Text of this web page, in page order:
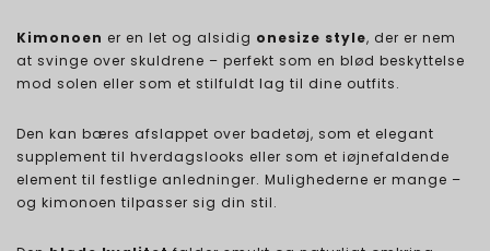
Kimonoen er en let og alsidig onesize style, der er nem
at svinge over skuldrene – perfekt som en blød beskyttelse
mod solen eller som et stilfuldt lag til dine outfits.
Den kan bæres afslappet over badetøj, som et elegant
supplement til hverdagslooks eller som et iøjnefaldende
element til festlige anledninger. Mulighederne er mange –
og kimonoen tilpasser sig din stil.